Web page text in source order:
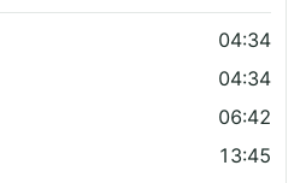
04:34
04:34
06:42
13:45